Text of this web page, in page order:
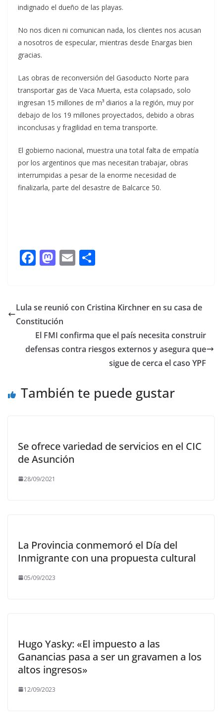
indignado el dueño de las playas.
No nos dicen ni comunican nada, los clientes nos acusan
a nosotros de especular, mientras desde Enargas bien
gracias.
Las obras de reconversión del Gasoducto Norte para
transportar gas de Vaca Muerta, esta colapsado, solo
ingresan 15 millones de m³ diarios a la región, muy por
debajo de los 19 millones proyectados, debido a obras
inconclusas y fragilidad en tema transporte.
El gobierno nacional, muestra una total falta de empatía
por los argentinos que mas necesitan trabajar, obras
interrumpidas a pesar de la enorme necesidad de
finalizarla, parte del desastre de Balcarce 50.
F
b
o
o
k
M
d
o
n
E
l p
ti
r
Lula se reunió con Cristina Kirchner en su casa de
Constitución
El FMI confirma que el país necesita construir
defensas contra riesgos externos y asegura que
sigue de cerca el caso YPF
También te puede gustar
Se ofrece variedad de servicios en el CIC
de Asunción
28/09/2021
La Provincia conmemoró el Día del
Inmigrante con una propuesta cultural
05/09/2023
Hugo Yasky: «El impuesto a las
Ganancias pasa a ser un gravamen a los
altos ingresos»
12/09/2023